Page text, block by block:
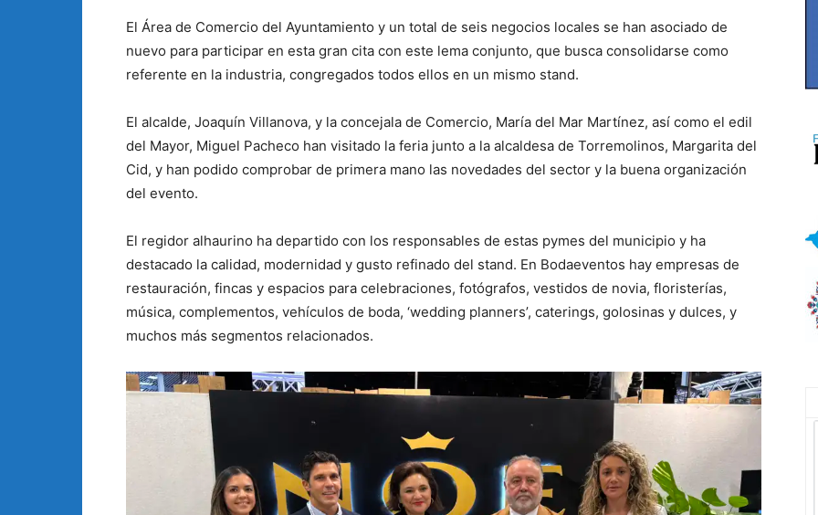
El Área de Comercio del Ayuntamiento y un total de seis negocios locales se han asociado de
nuevo para participar en esta gran cita con este lema conjunto, que busca consolidarse como
referente en la industria, congregados todos ellos en un mismo stand.
El alcalde, Joaquín Villanova, y la concejala de Comercio, María del Mar Martínez, así como el edil
del Mayor, Miguel Pacheco han visitado la feria junto a la alcaldesa de Torremolinos, Margarita del
Cid, y han podido comprobar de primera mano las novedades del sector y la buena organización
del evento.
El regidor alhaurino ha departido con los responsables de estas pymes del municipio y ha
destacado la calidad, modernidad y gusto refinado del stand. En Bodaeventos hay empresas de
restauración, fincas y espacios para celebraciones, fotógrafos, vestidos de novia, floristerías,
música, complementos, vehículos de boda, ‘wedding planners’, caterings, golosinas y dulces, y
muchos más segmentos relacionados.